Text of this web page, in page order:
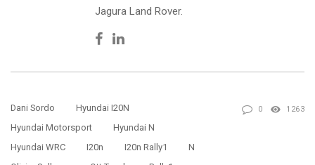
Jagura Land Rover.
Facebook
Linkedin
Dani Sordo
Hyundai I20N
Hyundai Motorsport
Hyundai N
Hyundai WRC
I20n I20n Rally1
N
0 1263